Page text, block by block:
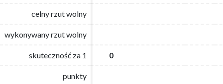
celny rzut wolny
wykonywany rzut wolny
skuteczność za 1 0
punkty
celny rzut wolny
wykonywany rzut wolny
skuteczność za 1 0
punkty